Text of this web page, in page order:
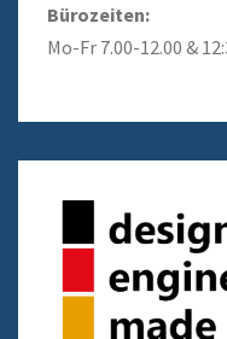
Bürozeiten:
Mo-Fr 7.00-12.00 &